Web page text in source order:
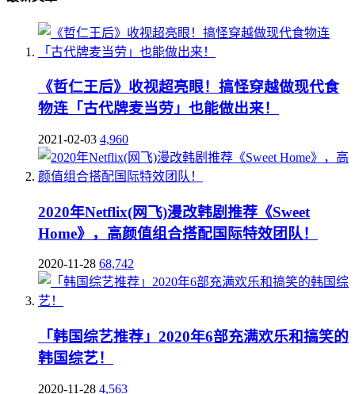
《哲仁王后》收视超亮眼！搞怪穿越做现代食
物连「古代牌麦当劳」也能做出来！
2021-02-03 4,960
2020年Netflix(网飞)漫改韩剧推荐《Sweet
Home》，高颜值组合搭配国际特效团队！
2020-11-28 68,742
「韩国综艺推荐」2020年6部充满欢乐和搞笑的
韩国综艺！
2020-11-28 4,563